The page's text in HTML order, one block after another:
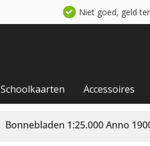
Niet goed, geld
Schoolkaarten Accessoires
Bonnebladen 1:25.000 Anno